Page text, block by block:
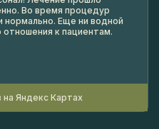
Во время процедур
нормально. Еще ни водной
отношения к пациентам.
Яндекс Картах